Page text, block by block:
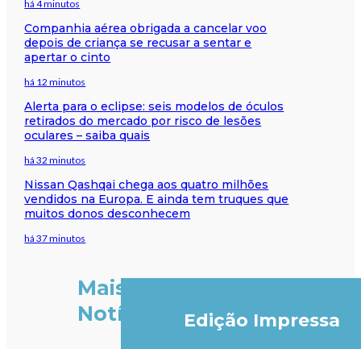
há 4 minutos
Companhia aérea obrigada a cancelar voo
depois de criança se recusar a sentar e
apertar o cinto
há 12 minutos
Alerta para o eclipse: seis modelos de óculos
retirados do mercado por risco de lesões
oculares – saiba quais
há 32 minutos
Nissan Qashqai chega aos quatro milhões
vendidos na Europa. E ainda tem truques que
muitos donos desconhecem
há 37 minutos
Mais
Notícias
Edição Impressa